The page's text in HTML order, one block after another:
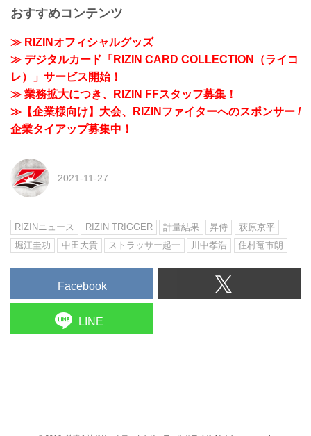
おすすめコンテンツ
≫ RIZINオフィシャルグッズ
≫ デジタルカード「RIZIN CARD COLLECTION（ライコ
レ）」サービス開始！
≫ 業務拡大につき、RIZIN FFスタッフ募集！
≫【企業様向け】大会、RIZINファイターへのスポンサー /
企業タイアップ募集中！
2021-11-27
RIZINニュース RIZIN TRIGGER 計量結果 昇侍
萩原京平
堀江圭功
中田大貴 ストラッサー起一 川中孝浩 住村竜市朗
Facebook
LINE